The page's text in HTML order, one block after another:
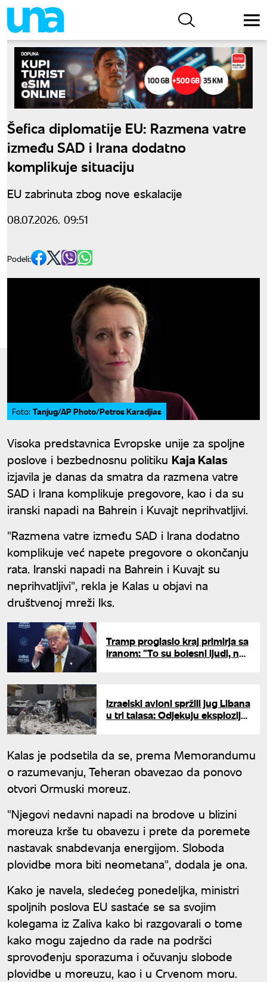
Šefica diplomatije EU: Razmena vatre
između SAD i Irana dodatno
komplikuje situaciju
EU zabrinuta zbog nove eskalacije
08.07.2026. 09:51
Podeli:
Foto: Tanjug/AP Photo/Petros Karadjias
Visoka predstavnica Evropske unije za spoljne
poslove i bezbednosnu politiku Kaja Kalas
izjavila je danas da smatra da razmena vatre
SAD i Irana komplikuje pregovore, kao i da su
iranski napadi na Bahrein i Kuvajt neprihvatljivi.
"Razmena vatre između SAD i Irana dodatno
komplikuje već napete pregovore o okončanju
rata. Iranski napadi na Bahrein i Kuvajt su
neprihvatljivi", rekla je Kalas u objavi na
društvenoj mreži Iks.
Tramp proglasio kraj primirja sa
Iranom: "To su bolesni ljudi, ne
Izraelski avioni spržili jug Libana
u tri talasa: Odjekuju eksplozije
Kalas je podsetila da se, prema Memorandumu
o razumevanju, Teheran obavezao da ponovo
otvori Ormuski moreuz.
"Njegovi nedavni napadi na brodove u blizini
moreuza krše tu obavezu i prete da poremete
nastavak snabdevanja energijom. Sloboda
plovidbe mora biti neometana", dodala je ona.
Kako je navela, sledećeg ponedeljka, ministri
spoljnih poslova EU sastaće se sa svojim
kolegama iz Zaliva kako bi razgovarali o tome
kako mogu zajedno da rade na podršci
sprovođenju sporazuma i očuvanju slobode
plovidbe u moreuzu, kao i u Crvenom moru.